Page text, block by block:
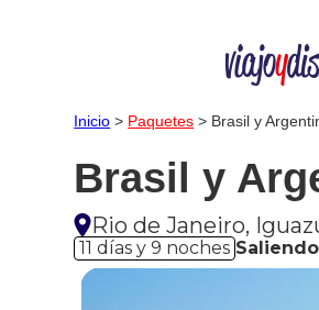
Inicio > Paquetes > Brasil y
Brasil y
Rio de Janeiro,
11 días y 9 noches